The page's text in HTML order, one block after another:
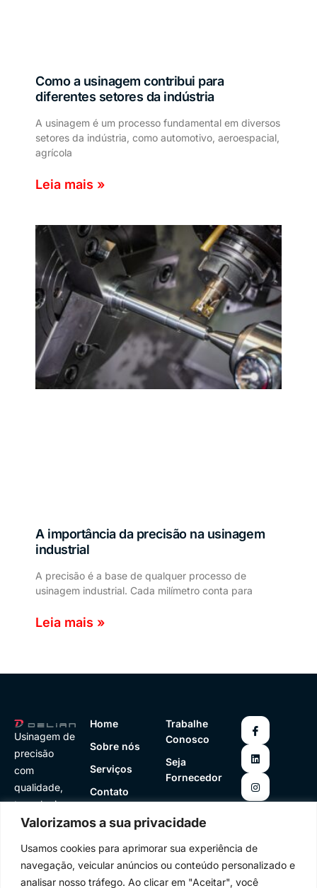
Valorizamos a sua privacidade
Usamos cookies para aprimorar sua experiência de
navegação, veicular anúncios ou conteúdo personalizado e
analisar nosso tráfego. Ao clicar em "Aceitar", você
Como a usinagem contribui para
diferentes setores da indústria
A usinagem é um processo fundamental em diversos
setores da indústria, como automotivo, aeroespacial,
agrícola
Leia mais »
A importância da precisão na usinagem
industrial
A precisão é a base de qualquer processo de
usinagem industrial. Cada milímetro conta para
Leia mais »
Usinagem de
precisão
com
qualidade,
tecnologia e
confiabilidad
indústria.
Home
Sobre nós
Serviços
Contato
Trabalhe
Conosco
Seja
Fornecedor
an.com.br